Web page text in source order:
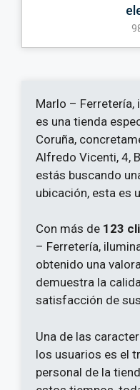
Marlo –
es una tienda
Coruña,
Alfredo Vicenti, 4,
estás buscando
ubicación, esta es
Con más de 123
– Ferretería,
obtenido una
demuestra la
satisfacción de
Una de las
los usuarios es el
personal de la